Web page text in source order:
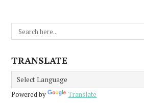
TRANSLATE
Powered by Translate